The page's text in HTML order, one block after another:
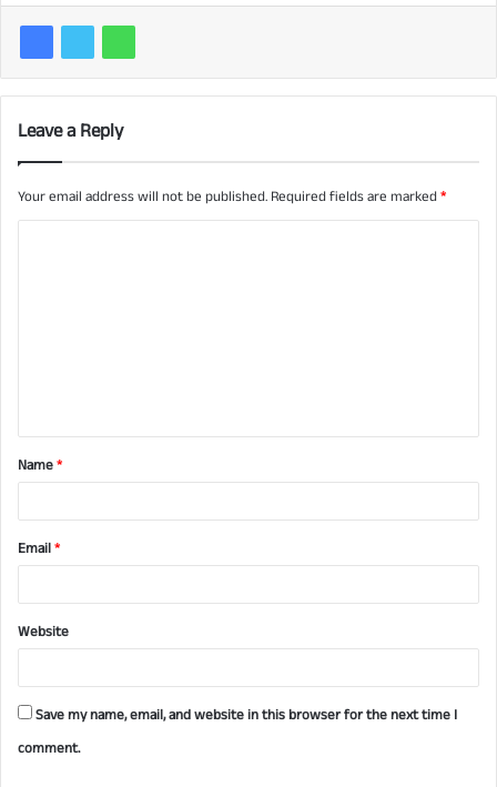
Leave a Reply
Your email address will not be published. Required fields are marked*
t
*Name*
Email*
Website
Save my name, email, and website in this browser for the next time I
comment.